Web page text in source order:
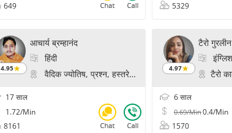
649
5329
4.95
आचार्य ब्रम्हानंद
हिंदी
वैदिक ज्योतिष, प्रश्न, हस्तरेखा, फॉर्च्यून, फेस रीडिंग
17 साल
1.72/Min
8161
4.97
टैरो गुरलीन
टैरो
6 साल
0.69/Min0.4/Min
1570